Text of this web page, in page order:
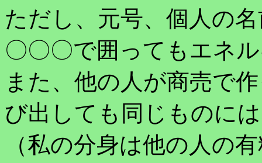
ただし、元号、個人の
〇〇〇で囲ってもエネ
また、他の人が商売で
び出しても同じものに
（私の分身は他の人の